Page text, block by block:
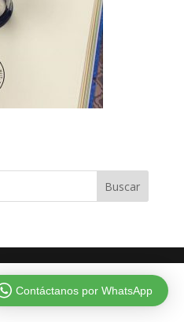
Contáctanos por WhatsApp